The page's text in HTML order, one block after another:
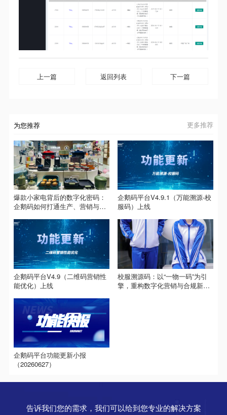
上一篇 返回列表 下一篇
为您推荐 更多推荐
爆款小家电背后的数字化密码：
企鹅码如何打通生产、营销与售
企鹅码平台V4.9.1（万能溯源-校
服码）上线
企鹅码平台V4.9（二维码营销性
能优化）上线
校服溯源码：以“一物一码”为引
擎，重构数字化营销与合规新生
企鹅码平台功能更新小报
（20260627）
告诉我们您的需求，我们可以给到您专业的解决方案